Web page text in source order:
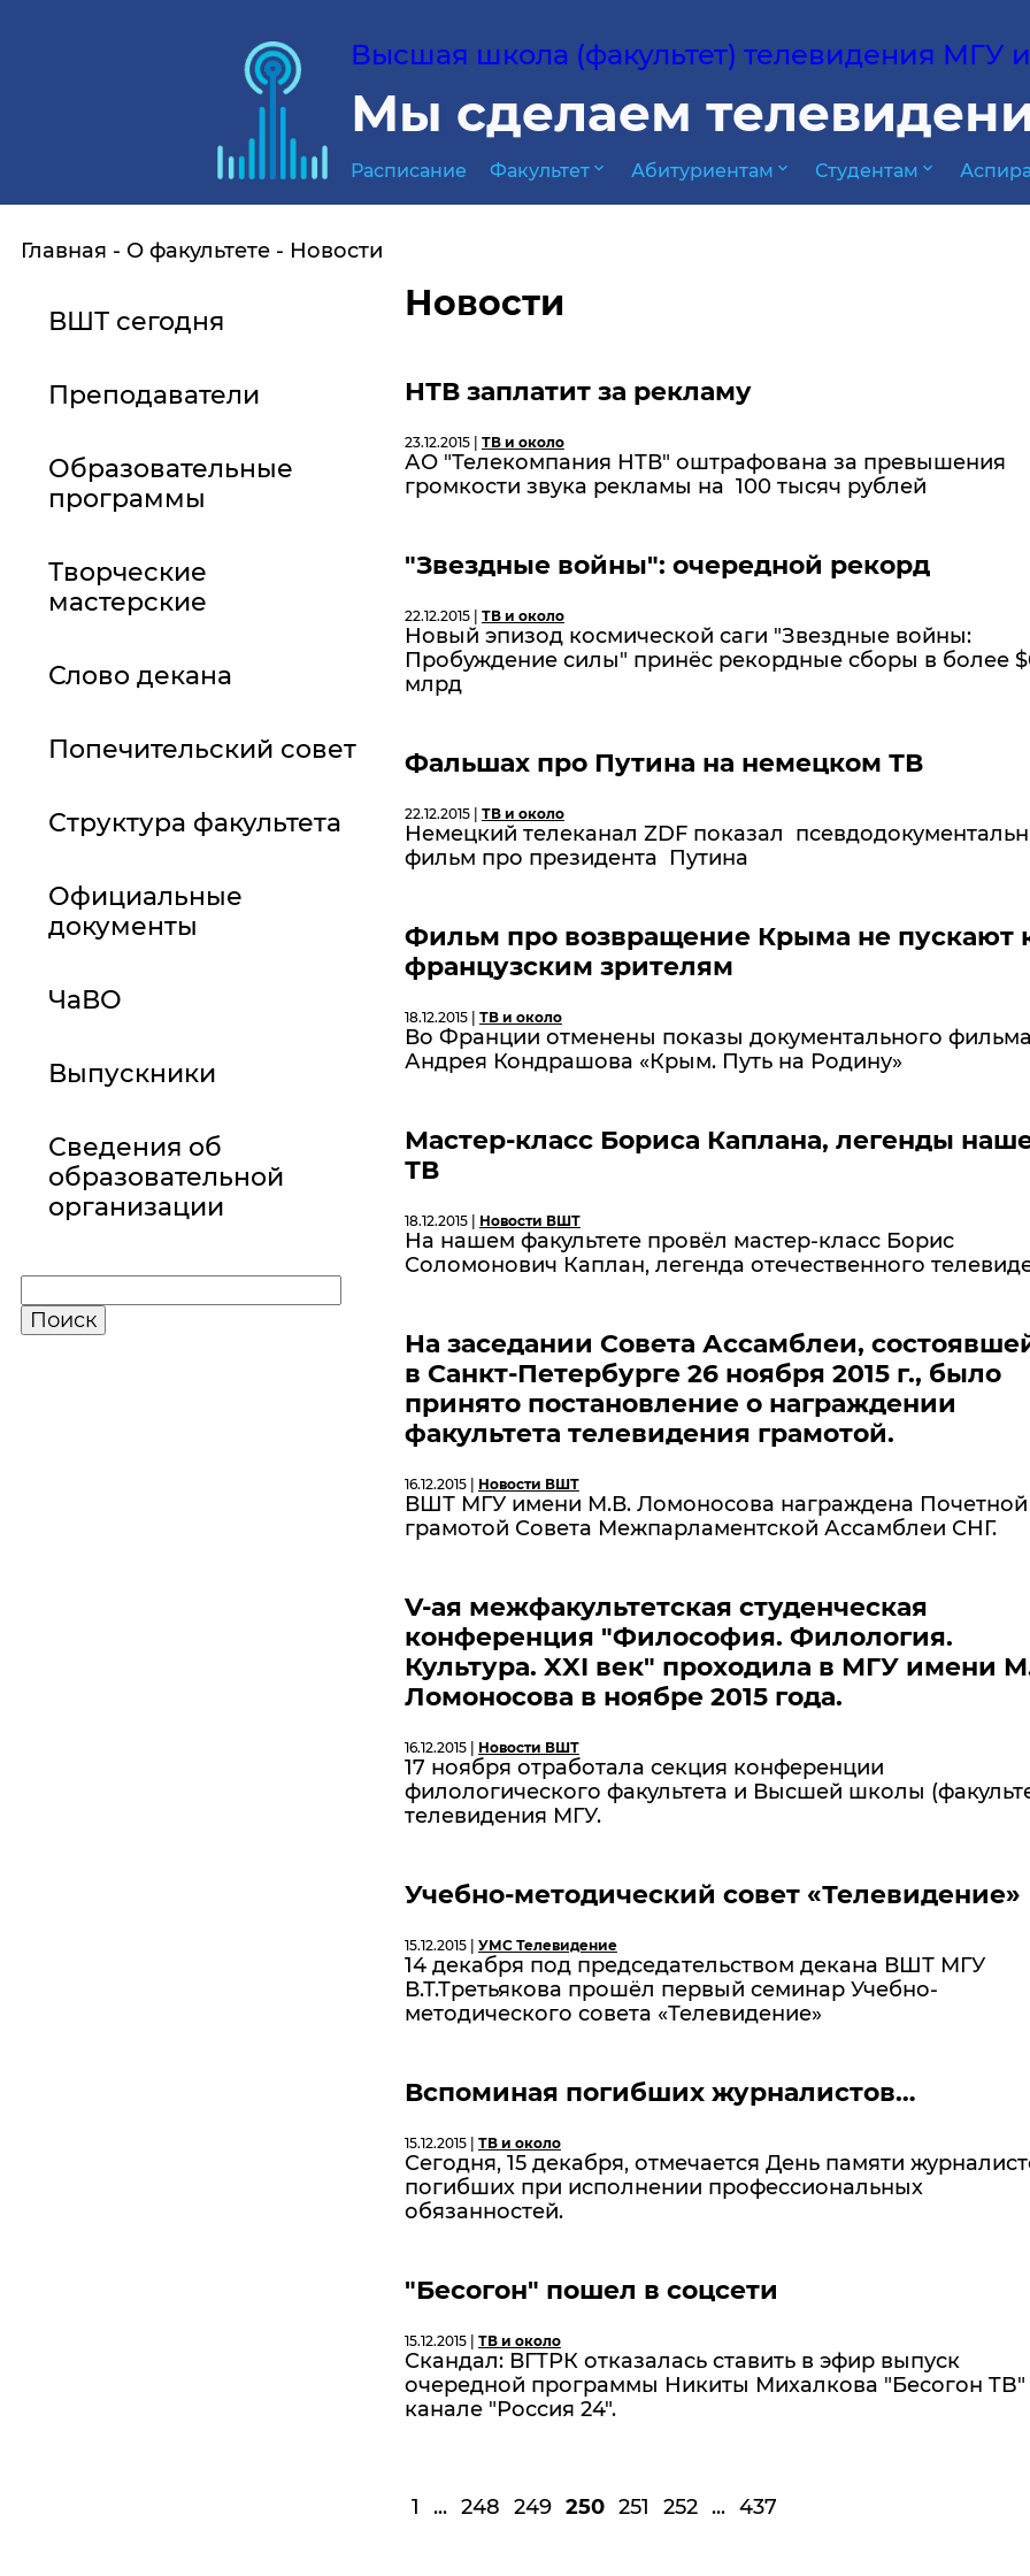
Высшая школа (факультет) телевидения МГУ
Мы сделаем
Расписание Факультет expand_more Абитуриентам expand_more Студентам expand_more
Главная О факультете Новости
ВШТ сегодня
Преподаватели
Образовательные
программы
Творческие
мастерские
Слово декана
Попечительский совет
Структура факультета
Официальные
документы
ЧаВО
Выпускники
Сведения об
образовательной
организации
Новости
НТВ заплатит за рекламу
23.12.2015 | ТВ и около
АО "Телекомпания НТВ" оштрафована за превышения
громкости звука рекламы на 100 тысяч рублей
"Звездные войны": очередной рекорд
22.12.2015 | ТВ и около
Новый эпизод космической саги "Звездные войны:
Пробуждение силы" принёс рекордные сборы в более
млрд
Фальшах про Путина на немецком ТВ
22.12.2015 | ТВ и около
Немецкий телеканал ZDF показал
фильм про президента Путина
Фильм про возвращение Крыма не пускают
французским зрителям
18.12.2015 | ТВ и около
Во Франции отменены показы документального фильма
Андрея Кондрашова «Крым. Путь на Родину»
Мастер-класс Бориса Каплана, легенды
ТВ
18.12.2015 | Новости ВШТ
На нашем факультете провёл мастер-класс Борис
Соломонович Каплан, легенда отечественного
На заседании Совета Ассамблеи,
в Санкт-Петербурге 26 ноября 2015 г., было
принято постановление о награждении
факультета телевидения грамотой.
16.12.2015 | Новости ВШТ
ВШТ МГУ имени М.В. Ломоносова награждена Почетной
грамотой Совета Межпарламентской Ассамблеи СНГ.
V-ая межфакультетская студенческая
конференция "Философия. Филология.
Культура. XXI век" проходила в МГУ имени
Ломоносова в ноябре 2015 года.
16.12.2015 | Новости ВШТ
17 ноября отработала секция конференции
филологического факультета и Высшей школы
телевидения МГУ.
Учебно-методический совет «Телевидение»
15.12.2015 | УМС Телевидение
14 декабря под председательством декана ВШТ МГУ
В.Т.Третьякова прошёл первый семинар Учебно-
методического совета «Телевидение»
Вспоминая погибших журналистов…
15.12.2015 | ТВ и около
Сегодня, 15 декабря, отмечается День памяти
погибших при исполнении профессиональных
обязанностей.
"Бесогон" пошел в соцсети
15.12.2015 | ТВ и около
Скандал: ВГТРК отказалась ставить в эфир выпуск
очередной программы Никиты Михалкова "Бесогон TB"
канале "Россия 24".
1 ... 248 249 250 251 252 ... 437